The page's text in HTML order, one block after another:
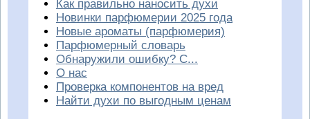
Как правильно наносить духи
Новинки парфюмерии 2025 года
Новые ароматы (парфюмерия)
Парфюмерный словарь
Обнаружили ошибку? С...
О нас
Проверка компонентов на вред
Найти духи по выгодным ценам